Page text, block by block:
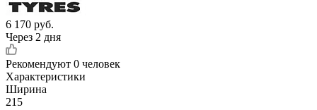
6 170 руб.
Через 2 дня
Рекомендуют 0 человек
Характеристики
Ширина
215